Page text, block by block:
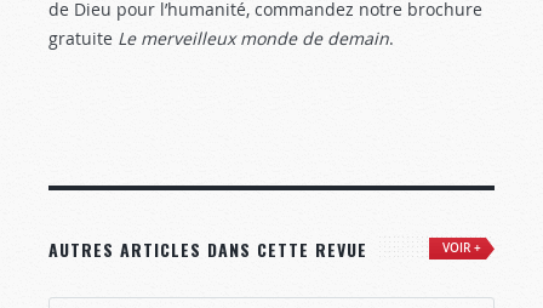
de Dieu pour l’humanité, commandez notre brochure
gratuite Le merveilleux monde de demain.
AUTRES ARTICLES DANS CETTE REVUE VOIR +